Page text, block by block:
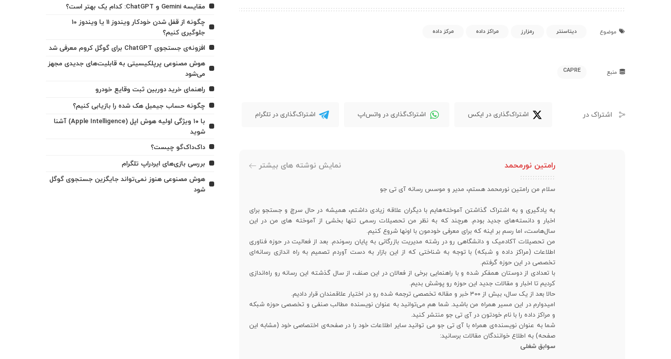
موضوع دیتاسنتر رمزارز مراکز داده مرکز داده
منبع CAPRE
اشتراک در اشتراک‌گذاری در ایکس اشتراک‌گذاری در واتس‌اپ اشتراک‌گذاری در تلگرام
رامتین نورمحمد نمایش نوشته های بیشتر
سلام من رامتین نورمحمد هستم، مدیر و موسس رسانه آی تی جو
به یادگیری و به اشتراک گذاشتن آموخته‌هایم با دیگران علاقه زیادی داشتم، همیشه در حال سرچ و جستجو برای
اخبار و دانسته‌های جدید بودم. هرچند که به نظر من تحصیلات رسمی تنها بخشی از آموخته های من در این
سال‌هاست، اما رسم بر اینه که برای معرفی خودمون با اونها شروع کنیم.
من تحصیلات آکادمیک و دانشگاهی رو در رشته مدیریت بازرگانی به پایان رسوندم. بعد از فعالیت در حوزه فناوری
اطلاعات (مراکز داده و شبکه) با توجه به شناختی که از این بازار به دست آوردم تصمیم به راه اندازی رسانه‌ای
تخصصی در این حوزه گرفتم.
با تعدادی از دوستان همفکر شده و با راهنمایی برخی از فعالان در این صنف، از سال گذشته این رسانه رو راه‌اندازی
کردیم تا اخبار و مقالات جدید این حوزه رو پوشش بدیم.
حالا بعد از یک سال، بیش از ۳۰۰ خبر و مقاله تخصصی ترجمه شده رو در اختیار علاقمندان قرار دادیم.
امیدوارم در این مسیر همراه من باشید. شما هم می‌توانید به عنوان نویسنده مطالب صنفی و تخصصی حوزه شبکه
و مراکز داده را با نام خودتون در آی تی جو منتشر کنید.
شما به عنوان نویسنده‌ی همراه با آی تی جو می توانید سایر اطلاعات خود را در صفحه‌ی اختصاصی خود (مشابه این
صفحه) به اطلاع خوانندگان مقالات برسانید:
سوابق شغلی
مقایسه Gemini و ChatGPT: کدام یک بهتر است؟
چگونه از قفل شدن خودکار ویندوز 11 یا ویندوز 10
جلوگیری کنیم؟
افزونه‌ی جستجوی ChatGPT برای گوگل کروم معرفی شد
هوش مصنوعی پرپلکیسیتی به قابلیت‌های جدیدی مجهز
می‌شود
راهنمای خرید دوربین ثبت وقایع خودرو
چگونه حساب جیمیل هک شده را بازیابی کنیم؟
با ۱۰ ویژگی اولیه هوش اپل (Apple Intelligence) آشنا
شوید
داک‌داک‌گو چیست؟
بررسی بازی‌های ایردراپ تلگرام
هوش مصنوعی هنوز نمی‌تواند جایگزین جستجوی گوگل
شود